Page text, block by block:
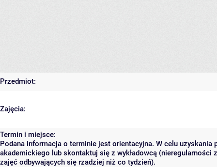
Przedmiot:
Zajęcia:
Termin i miejsce:
Podana informacja o terminie jest orientacyjna. W celu
akademickiego lub skontaktuj się z wykładowcą (nieregularności
zajęć odbywających się rzadziej niż co tydzień).